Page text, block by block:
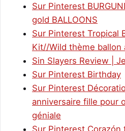
Sur Pinterest
gold BALLOONS
Sur Pinterest Tropical
Kit//Wild thème ballon
Sin Slayers Review |
Sur Pinterest Birthday
Sur Pinterest
anniversaire fille pour
géniale
Sur Pinterest Corazón